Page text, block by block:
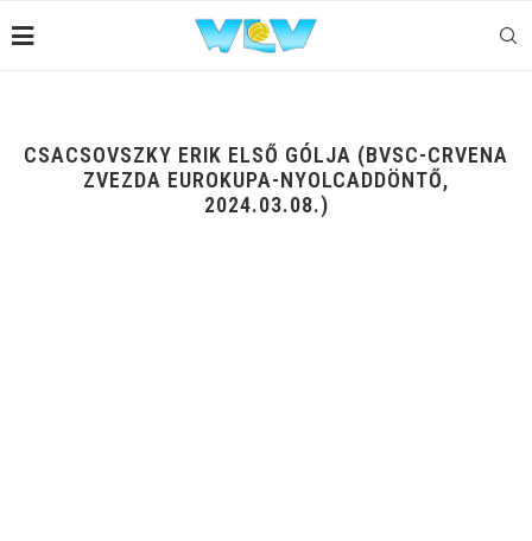
CSACSOVSZKY ERIK ELSŐ GÓLJA (BVSC-CRVENA
ZVEZDA EUROKUPA-NYOLCADDÖNTŐ,
2024.03.08.)